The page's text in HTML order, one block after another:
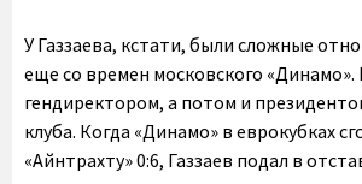
У Газзаева, кстати, были сложные
еще со времен московского «Динамо».
гендиректором, а потом и
клуба. Когда «Динамо» в еврокубках
«Айнтрахту» 0:6, Газзаев подал в